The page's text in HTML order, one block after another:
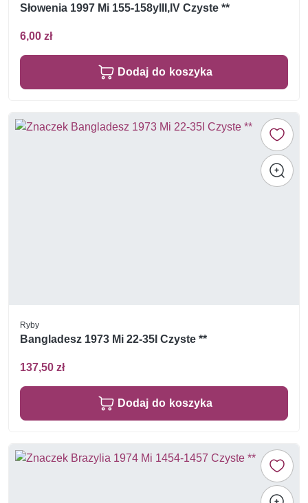
Słowenia 1997 Mi 155-158yIII,IV Czyste **
6,00 zł
Dodaj do koszyka
Ryby
Bangladesz 1973 Mi 22-35I Czyste **
137,50 zł
Dodaj do koszyka